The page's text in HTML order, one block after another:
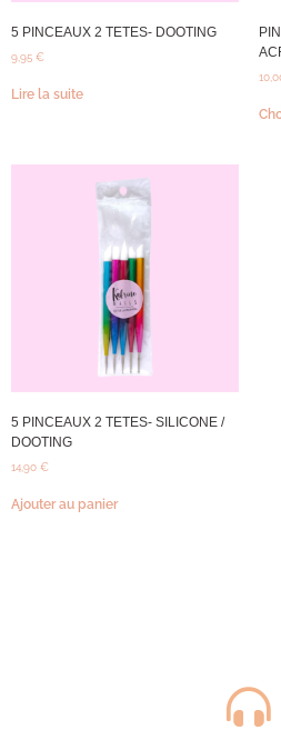
5 PINCEAUX 2 TETES- DOOTING
9,95 €
Lire la suite
5 PINCEAUX 2 TETES- SILICONE /
DOOTING
14,90 €
Ajouter au panier